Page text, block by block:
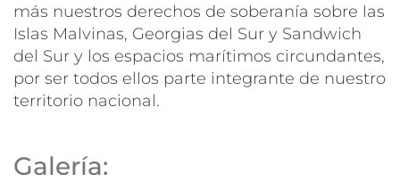
más nuestros derechos de soberanía sobre las
Islas Malvinas, Georgias del Sur y Sandwich
del Sur y los espacios marítimos circundantes,
por ser todos ellos parte integrante de nuestro
territorio nacional.
Galería: